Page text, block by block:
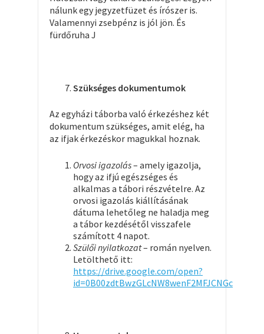
nálunk egy jegyzetfüzet és írószer is.
Valamennyi zsebpénz is jól jön. És
fürdőruha J
Szükséges dokumentumok
Az egyházi táborba való érkezéshez két
dokumentum szükséges, amit elég, ha
az ifjak érkezéskor magukkal hoznak.
Orvosi igazolás– amely igazolja,
hogy az ifjú egészséges és
alkalmas a tábori részvételre. Az
orvosi igazolás kiállításának
dátuma lehetőleg ne haladja meg
a tábor kezdésétől visszafele
számított 4 napot.
Szülői nyilatkozat– román nyelven.
Letölthető itt:
https://drive.google.com/open?
id=0B00zdtBwzGLcNW8wenF2MFJCNGc